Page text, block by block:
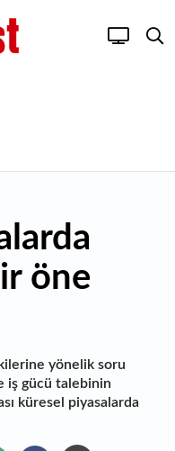
öne
yönelik soru
iş gücü talebinin
küresel piyasalarda